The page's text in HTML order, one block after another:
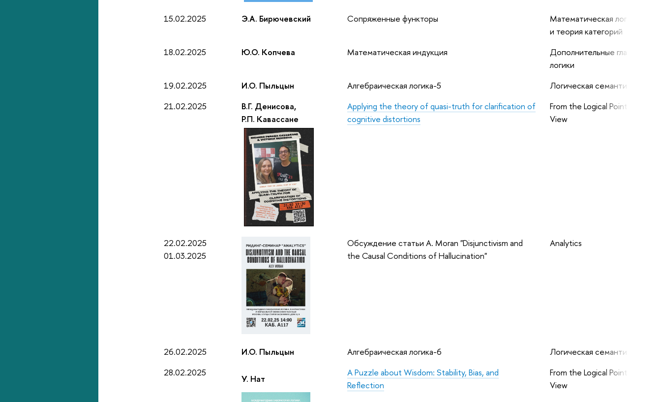
15.02.2025 Э.А. Бирючевский Сопряженные функторы
Математическая логика
и теория категорий
18.02.2025
Ю.О. Копчева Математическая индукция
Дополнительные главы
логики
19.02.2025
И.О. Пыльцын Алгебраическая логика-5
Логическая семантика
21.02.2025
В.Г. Денисова,
Р.П. Кавассане
Applying the theory of quasi-truth for clarification of
cognitive distortions
From the Logical Point of
View
22.02.2025
01.03.2025
Обсуждение статьи A. Moran "Disjunctivism and
the Causal Conditions of Hallucination"
Analytics
26.02.2025 И.О. Пыльцын Алгебраическая логика-6
Логическая семантика
28.02.2025
У. Нат
A Puzzle about Wisdom: Stability, Bias, and
Reflection
From the Logical Point of
View